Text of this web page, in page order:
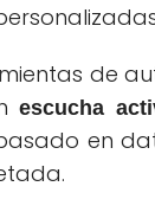
de
escucha
en